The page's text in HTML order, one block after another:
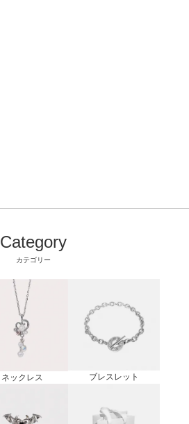
Category
カテゴリー
ネックレス ブレスレット